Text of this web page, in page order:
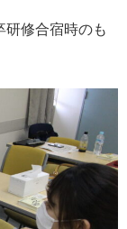
修合宿時のも